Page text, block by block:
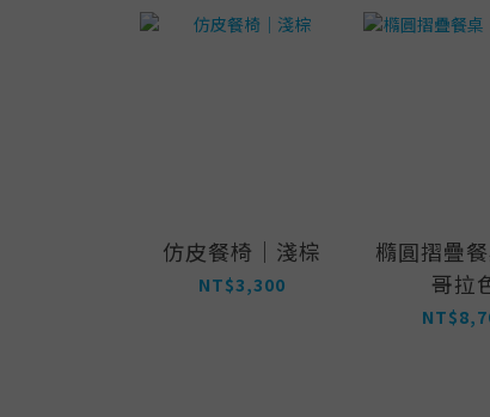
仿皮餐椅｜淺棕
NT$3,300
橢圓摺疊
哥拉